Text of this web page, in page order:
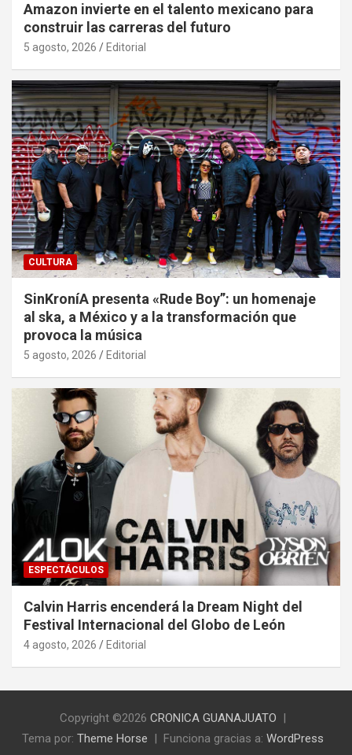
Amazon invierte en el talento mexicano para
construir las carreras del futuro
5 agosto, 2026 Editorial
CULTURA
SinKroníA presenta «Rude Boy”: un homenaje
al ska, a México y a la transformación que
provoca la música
5 agosto, 2026 Editorial
ESPECTÁCULOS
Calvin Harris encenderá la Dream Night del
Festival Internacional del Globo de León
4 agosto, 2026 Editorial
Copyright ©2026 CRONICA GUANAJUATO
Tema por: Theme Horse Funciona gracias a: WordPress